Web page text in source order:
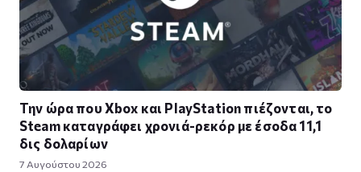
Την ώρα που Xbox και PlayStation πιέζονται, το
Steam καταγράφει χρονιά-ρεκόρ με έσοδα 11,1
δις δολαρίων
7 Αυγούστου 2026